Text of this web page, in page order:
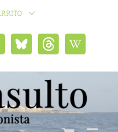
Bluesky
social
ThreadsWikipedia